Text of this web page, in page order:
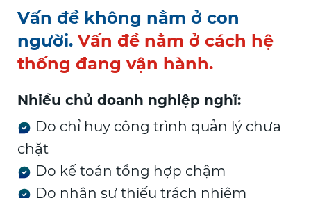
Vấn đề không nằm ở con
người. Vấn đề nằm ở cách hệ
thống đang vận hành.
Nhiều chủ doanh nghiệp nghĩ:
Do chỉ huy công trình quản lý chưa
chặt
Do kế toán tổng hợp chậm
Do nhân sự thiếu trách nhiệm